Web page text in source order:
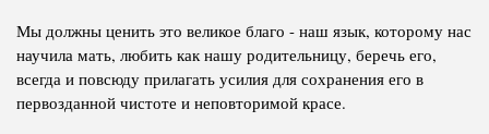
Мы должны ценить это великое благо - наш язык, которому нас
научила мать, любить как нашу родительницу, беречь его,
всегда и повсюду прилагать усилия для сохранения его в
первозданной чистоте и неповторимой красе.